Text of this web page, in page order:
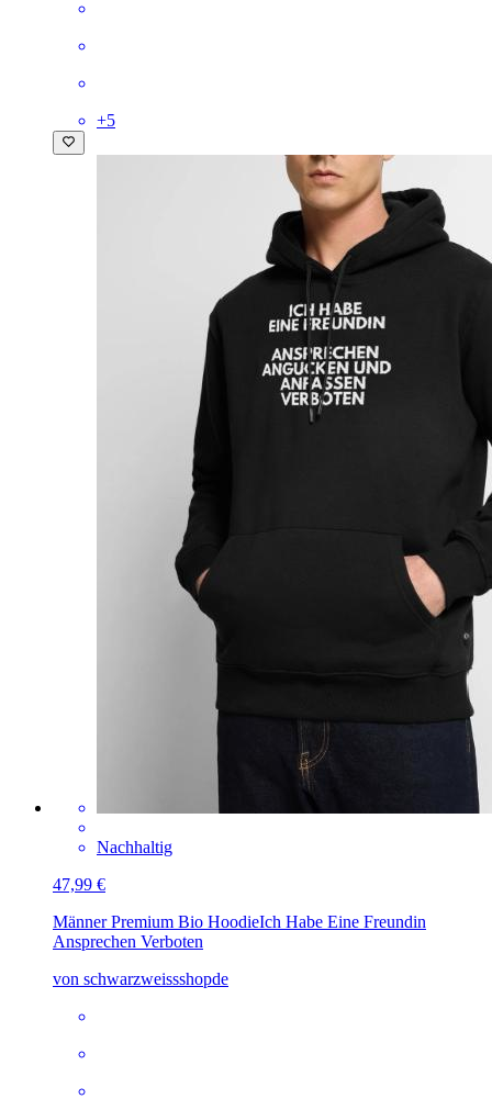
+5
Nachhaltig
47,99 €
Männer Premium Bio HoodieIch Habe Eine Freundin
Ansprechen Verboten
von schwarzweissshopde